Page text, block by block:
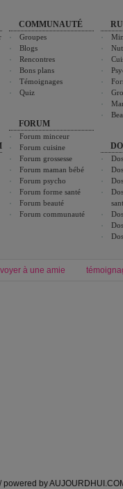
COMMUNAUTÉ
Groupes
Blogs
Rencontres
Bons plans
Témoignages
Quiz
FORUM
Forum minceur
Forum cuisine
Forum grossesse
Forum maman bébé
Forum psycho
Forum forme santé
Forum beauté
Forum communauté
à une amie
by